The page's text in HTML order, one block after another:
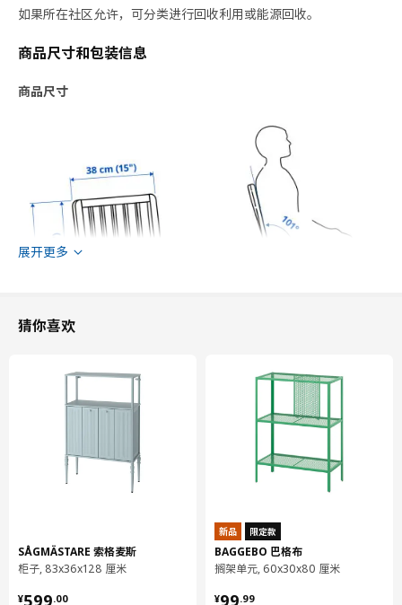
如果所在社区允许，可分类进行回收利用或能源回收。
商品尺寸和包装信息
商品尺寸
45 厘米
深度
51 厘米
展开更多
猜你喜欢
SÅGMÄSTARE 索格麦斯
柜子, 83x36x128 厘米
¥599.00
¥ 599.00
新品 限定款
BAGGEBO 巴格布
搁架单元, 60x30x80 厘米
¥99.99
¥ 99.99